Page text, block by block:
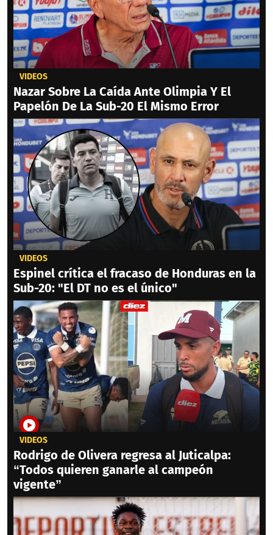
VIDEOS
Nazar Sobre La Caída Ante Olimpia Y El
Papelón De La Sub-20 El Mismo Error
VIDEOS
Espinel crítica el fracaso de Honduras en la
Sub-20: "El DT no es el único"
VIDEOS
Rodrigo de Olivera regresa al Juticalpa:
“Todos quieren ganarle al campeón
vigente”